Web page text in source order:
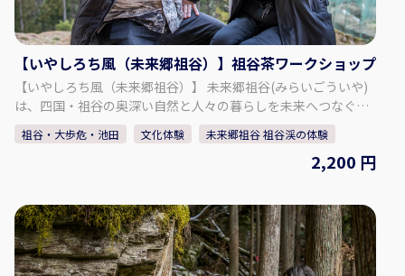
【いやしろち風（未来郷祖谷）】祖谷茶ワークショップ
【いやしろち風（未来郷祖谷）】 未来郷祖谷(みらいごういや)
は、四国・祖谷の奥深い自然と人々の暮らしを未来へつなぐ
「物語の語り部」です。ここで過ごす時間は、観光地を巡る旅
ではなく、「忘れていた自分に出会う旅」です。静寂の中で心
をほどき、自然と共に生きる豊かさを思い出す──。未来郷祖
であり、同時に訪れる人の人生に新しい気づきを灯す存在であ
りたいと願っています。 宿泊と体験、宿泊なし日帰り体験コン
テンツもあります。 【プラン内容】 祖谷の茶畑で育った茶葉を
使い、新茶とほうじ茶をゆったりと飲み比べ。 地元の人々がお
祖谷・大歩危・池田 文化体験 未来郷祖谷 祖谷渓の体験
2,200 円